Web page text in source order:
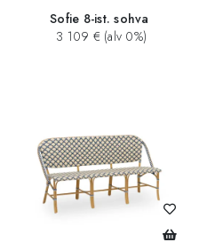
Sofie 8-ist. sohva
3 109 € (alv 0%)